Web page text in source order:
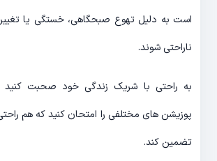
است به دلیل تهوع صبحگاهی، خستگی یا
ناراحتی شوند.
به راحتی با شریک زندگی خود صحبت کنید
پوزیشن های مختلفی را امتحان کنید که هم
تضمین کند.